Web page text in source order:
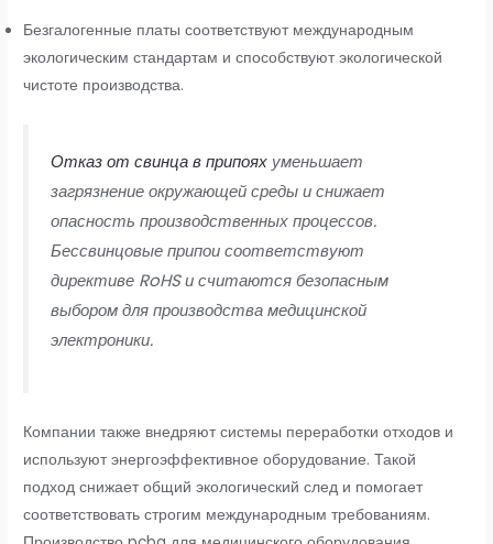
Безгалогенные платы соответствуют международным
экологическим стандартам и способствуют экологической
чистоте производства.
Отказ от свинца в припоях уменьшает
загрязнение окружающей среды и снижает
опасность производственных процессов.
Бессвинцовые припои соответствуют
директиве RoHS и считаются безопасным
выбором для производства медицинской
электроники.
Компании также внедряют системы переработки отходов и
используют энергоэффективное оборудование. Такой
подход снижает общий экологический след и помогает
соответствовать строгим международным требованиям.